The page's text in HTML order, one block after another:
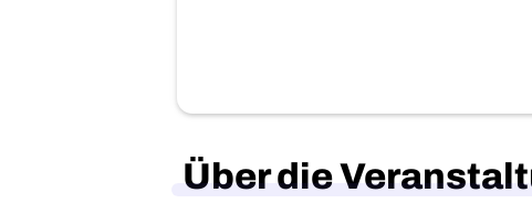
Über die